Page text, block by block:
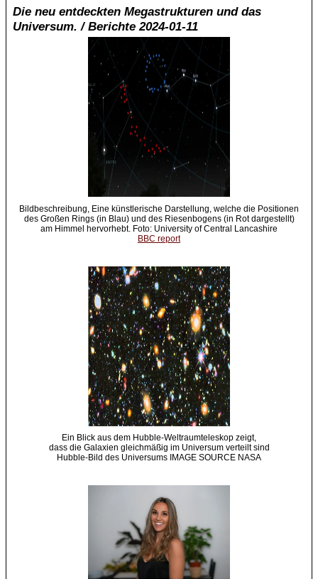
Die neu entdeckten Megastrukturen und das
Universum. / Berichte 2024-01-11
Bildbeschreibung, Eine künstlerische Darstellung, welche die Positionen
des Großen Rings (in Blau) und des Riesenbogens (in Rot dargestellt)
am Himmel hervorhebt. Foto: University of Central Lancashire
BBC report
Ein Blick aus dem Hubble-Weltraumteleskop zeigt,
dass die Galaxien gleichmäßig im Universum verteilt sind
Hubble-Bild des Universums IMAGE SOURCE NASA